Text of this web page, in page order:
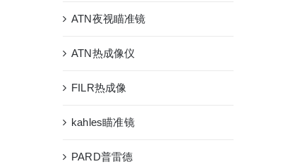
ATN夜视瞄准镜
ATN热成像仪
FILR热成像
kahles瞄准镜
PARD普雷德